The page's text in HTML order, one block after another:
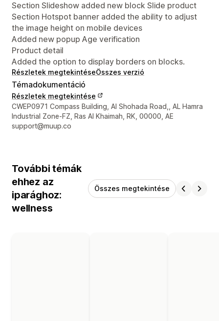
Section Slideshow added new block Slide product
Section Hotspot banner added the ability to adjust
the image height on mobile devices
Added new popup Age verification
Product detail
Added the option to display borders on blocks.
Részletek megtekintéseÖsszes verzió
Témadokumentáció
Részletek megtekintése
Dizájner kapcsolattartási adatai
CWEP0971 Compass Building, Al Shohada Road,, AL Hamra
Industrial Zone-FZ, Ras Al Khaimah, RK, 00000, AE
support@muup.co
További témák
ehhez az
iparághoz:
wellness
Összes megtekintése